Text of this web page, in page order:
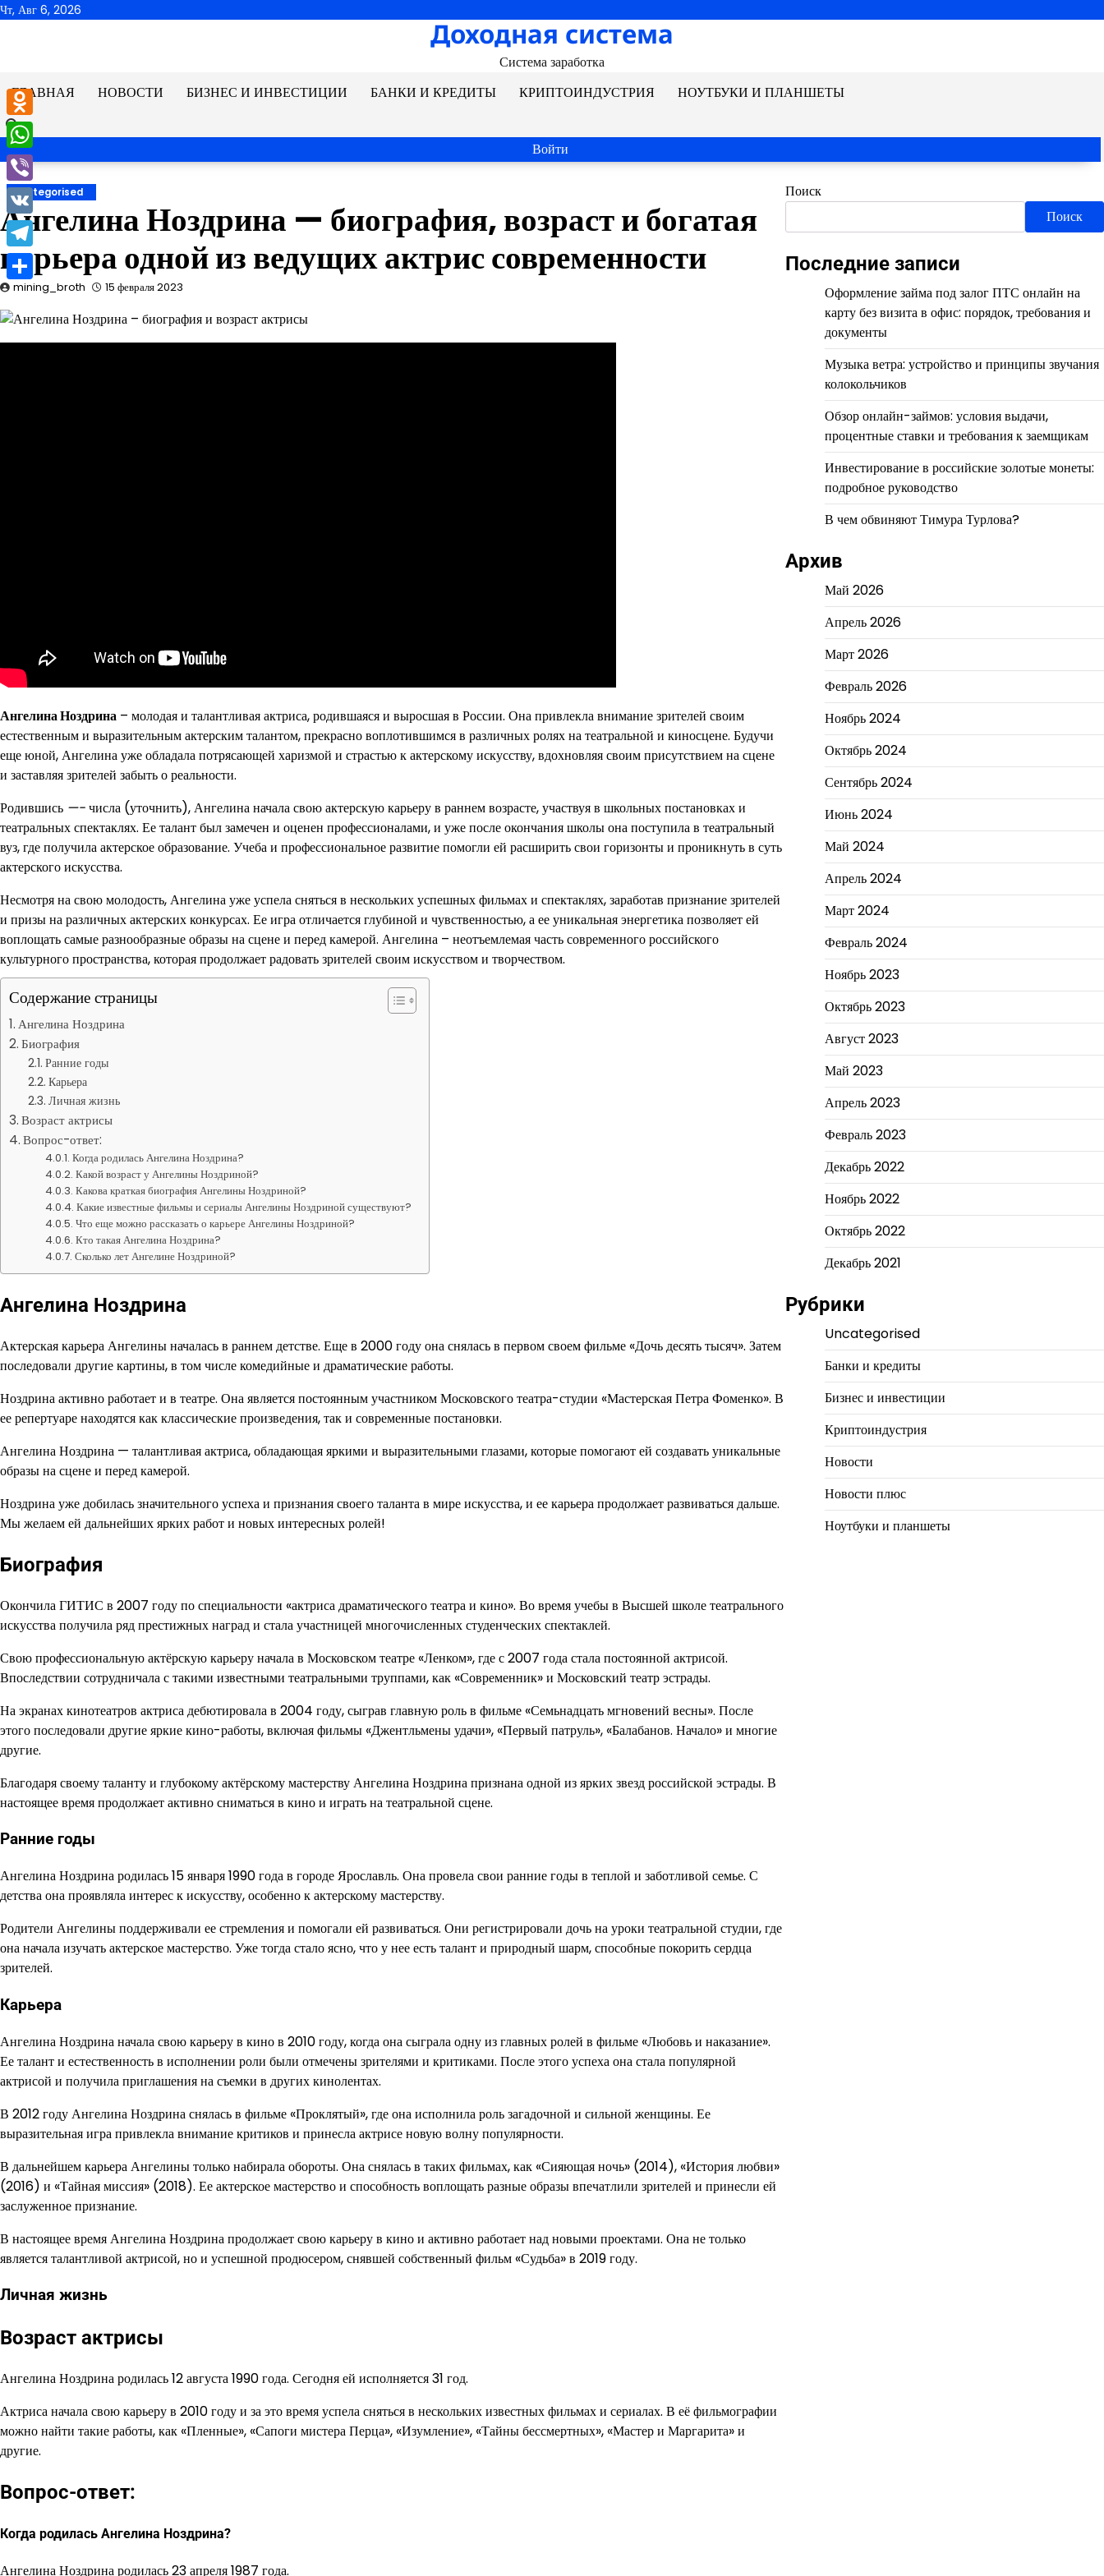
Перейти
Чт, Авг 6, 2026
Доходная система
Система заработка
ГЛАВНАЯ
НОВОСТИ БИЗНЕС И ИНВЕСТИЦИИ БАНКИ И КРЕДИТЫ КРИПТОИНДУСТРИЯ НОУТБУКИ И ПЛАНШЕТЫ
Войти
Uncategorised
Ангелина Ноздрина — биография, возраст и богатая
карьера одной из ведущих актрис современности
mining_broth 15 февраля 2023
Ангелина Ноздрина – молодая и талантливая актриса, родившаяся и выросшая в России. Она привлекла внимание зрителей своим
естественным и выразительным актерским талантом, прекрасно воплотившимся в различных ролях на театральной и киносцене. Будучи
еще юной, Ангелина уже обладала потрясающей харизмой и страстью к актерскому искусству, вдохновляя своим присутствием на сцене
и заставляя зрителей забыть о реальности.
Родившись —-числа (уточнить), Ангелина начала свою актерскую карьеру в раннем возрасте, участвуя в школьных постановках и
театральных спектаклях. Ее талант был замечен и оценен профессионалами, и уже после окончания школы она поступила в театральный
вуз, где получила актерское образование. Учеба и профессиональное развитие помогли ей расширить свои горизонты и проникнуть в суть
актерского искусства.
Несмотря на свою молодость, Ангелина уже успела сняться в нескольких успешных фильмах и спектаклях, заработав признание зрителей
и призы на различных актерских конкурсах. Ее игра отличается глубиной и чувственностью, а ее уникальная энергетика позволяет ей
воплощать самые разнообразные образы на сцене и перед камерой. Ангелина – неотъемлемая часть современного российского
культурного пространства, которая продолжает радовать зрителей своим искусством и творчеством.
Содержание страницы
Ангелина Ноздрина
Биография
Ранние годы
Карьера
Личная жизнь
Возраст актрисы
Вопрос-ответ:
Когда родилась Ангелина Ноздрина?
Какой возраст у Ангелины Ноздриной?
Какова краткая биография Ангелины Ноздриной?
Какие известные фильмы и сериалы Ангелины Ноздриной существуют?
Что еще можно рассказать о карьере Ангелины Ноздриной?
Кто такая Ангелина Ноздрина?
Сколько лет Ангелине Ноздриной?
Ангелина Ноздрина
Актерская карьера Ангелины началась в раннем детстве. Еще в 2000 году она снялась в первом своем фильме «Дочь десять тысяч». Затем
последовали другие картины, в том числе комедийные и драматические работы.
Ноздрина активно работает и в театре. Она является постоянным участником Московского театра-студии «Мастерская Петра Фоменко». В
ее репертуаре находятся как классические произведения, так и современные постановки.
Ангелина Ноздрина — талантливая актриса, обладающая яркими и выразительными глазами, которые помогают ей создавать уникальные
образы на сцене и перед камерой.
Ноздрина уже добилась значительного успеха и признания своего таланта в мире искусства, и ее карьера продолжает развиваться дальше.
Мы желаем ей дальнейших ярких работ и новых интересных ролей!
Биография
Окончила ГИТИС в 2007 году по специальности «актриса драматического театра и кино». Во время учебы в Высшей школе театрального
искусства получила ряд престижных наград и стала участницей многочисленных студенческих спектаклей.
Свою профессиональную актёрскую карьеру начала в Московском театре «Ленком», где с 2007 года стала постоянной актрисой.
Впоследствии сотрудничала с такими известными театральными труппами, как «Современник» и Московский театр эстрады.
На экранах кинотеатров актриса дебютировала в 2004 году, сыграв главную роль в фильме «Семьнадцать мгновений весны». После
этого последовали другие яркие кино-работы, включая фильмы «Джентльмены удачи», «Первый патруль», «Балабанов. Начало» и многие
другие.
Благодаря своему таланту и глубокому актёрскому мастерству Ангелина Ноздрина признана одной из ярких звезд российской эстрады. В
настоящее время продолжает активно сниматься в кино и играть на театральной сцене.
Ранние годы
Ангелина Ноздрина родилась 15 января 1990 года в городе Ярославль. Она провела свои ранние годы в теплой и заботливой семье. С
детства она проявляла интерес к искусству, особенно к актерскому мастерству.
Родители Ангелины поддерживали ее стремления и помогали ей развиваться. Они регистрировали дочь на уроки театральной студии, где
она начала изучать актерское мастерство. Уже тогда стало ясно, что у нее есть талант и природный шарм, способные покорить сердца
зрителей.
Карьера
Ангелина Ноздрина начала свою карьеру в кино в 2010 году, когда она сыграла одну из главных ролей в фильме «Любовь и наказание».
Ее талант и естественность в исполнении роли были отмечены зрителями и критиками. После этого успеха она стала популярной
актрисой и получила приглашения на съемки в других кинолентах.
В 2012 году Ангелина Ноздрина снялась в фильме «Проклятый», где она исполнила роль загадочной и сильной женщины. Ее
выразительная игра привлекла внимание критиков и принесла актрисе новую волну популярности.
В дальнейшем карьера Ангелины только набирала обороты. Она снялась в таких фильмах, как «Сияющая ночь» (2014), «История любви»
(2016) и «Тайная миссия» (2018). Ее актерское мастерство и способность воплощать разные образы впечатлили зрителей и принесли ей
заслуженное признание.
В настоящее время Ангелина Ноздрина продолжает свою карьеру в кино и активно работает над новыми проектами. Она не только
является талантливой актрисой, но и успешной продюсером, снявшей собственный фильм «Судьба» в 2019 году.
Личная жизнь
Возраст актрисы
Ангелина Ноздрина родилась 12 августа 1990 года. Сегодня ей исполняется 31 год.
Актриса начала свою карьеру в 2010 году и за это время успела сняться в нескольких известных фильмах и сериалах. В её фильмографии
можно найти такие работы, как «Пленные», «Сапоги мистера Перца», «Изумление», «Тайны бессмертных», «Мастер и Маргарита» и
другие.
Вопрос-ответ:
Когда родилась Ангелина Ноздрина?
Ангелина Ноздрина родилась 23 апреля 1987 года.
Поиск
Поиск
Последние записи
Оформление займа под залог ПТС онлайн на
карту без визита в офис: порядок, требования и
документы
Музыка ветра: устройство и принципы звучания
колокольчиков
Обзор онлайн-займов: условия выдачи,
процентные ставки и требования к заемщикам
Инвестирование в российские золотые монеты:
подробное руководство
В чем обвиняют Тимура Турлова?
Архив
Май 2026
Апрель 2026
Март 2026
Февраль 2026
Ноябрь 2024
Октябрь 2024
Сентябрь 2024
Июнь 2024
Май 2024
Апрель 2024
Март 2024
Февраль 2024
Ноябрь 2023
Октябрь 2023
Август 2023
Май 2023
Апрель 2023
Февраль 2023
Декабрь 2022
Ноябрь 2022
Октябрь 2022
Декабрь 2021
Рубрики
Uncategorised
Банки и кредиты
Бизнес и инвестиции
Криптоиндустрия
Новости
Новости плюс
Ноутбуки и планшеты
Odnoklassniki
WhatsApp
Viber
VK
Telegram
Отправить